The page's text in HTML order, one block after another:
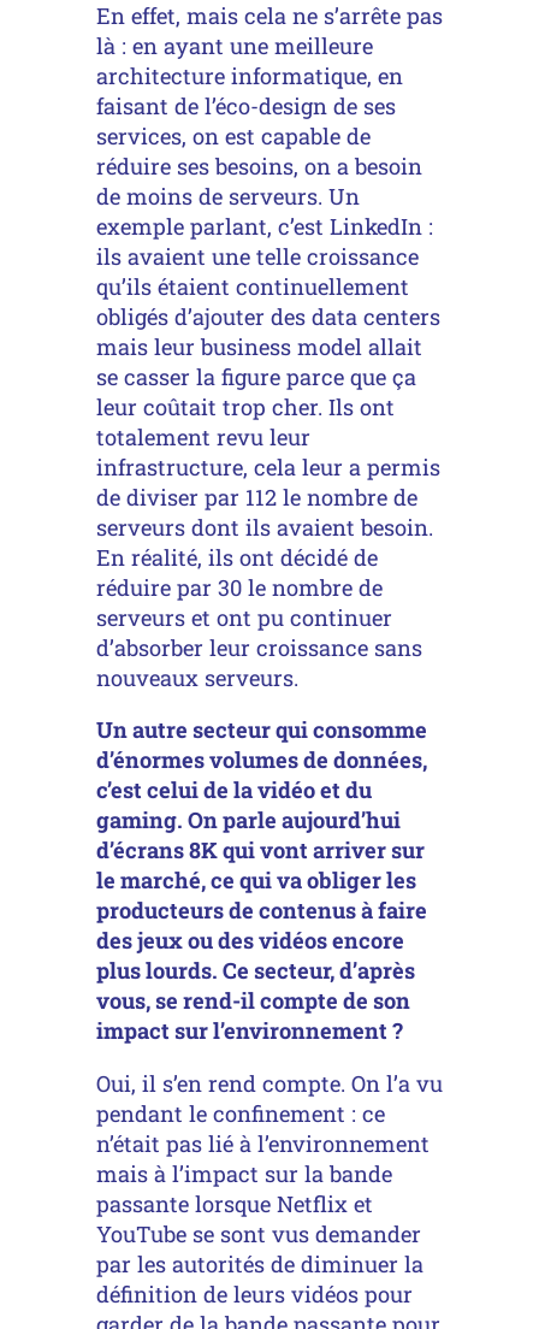
En effet, mais cela ne s’arrête pas
là : en ayant une meilleure
architecture informatique, en
faisant de l’éco-design de ses
services, on est capable de
réduire ses besoins, on a besoin
de moins de serveurs. Un
exemple parlant, c’est LinkedIn :
ils avaient une telle croissance
qu’ils étaient continuellement
obligés d’ajouter des data centers
mais leur business model allait
se casser la figure parce que ça
leur coûtait trop cher. Ils ont
totalement revu leur
infrastructure, cela leur a permis
de diviser par 112 le nombre de
serveurs dont ils avaient besoin.
En réalité, ils ont décidé de
réduire par 30 le nombre de
serveurs et ont pu continuer
d’absorber leur croissance sans
nouveaux serveurs.
Un autre secteur qui consomme
d’énormes volumes de données,
c’est celui de la vidéo et du
gaming. On parle aujourd’hui
d’écrans 8K qui vont arriver sur
le marché, ce qui va obliger les
producteurs de contenus à faire
des jeux ou des vidéos encore
plus lourds. Ce secteur, d’après
vous, se rend-il compte de son
impact sur l’environnement ?
Oui, il s’en rend compte. On l’a vu
pendant le confinement : ce
n’était pas lié à l’environnement
mais à l’impact sur la bande
passante lorsque Netflix et
YouTube se sont vus demander
par les autorités de diminuer la
définition de leurs vidéos pour